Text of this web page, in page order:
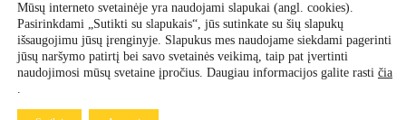
Mūsų interneto svetainėje yra naudojami slapukai (angl. cookies).
Pasirinkdami „Sutikti su slapukais“, jūs sutinkate su šių slapukų
išsaugojimu jūsų įrenginyje. Slapukus mes naudojame siekdami pagerinti
jūsų naršymo patirtį bei savo svetainės veikimą, taip pat įvertinti
naudojimosi mūsų svetaine įpročius. Daugiau informacijos galite rasti čia
.